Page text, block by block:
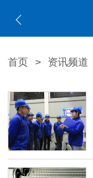
首页 > 资讯频道